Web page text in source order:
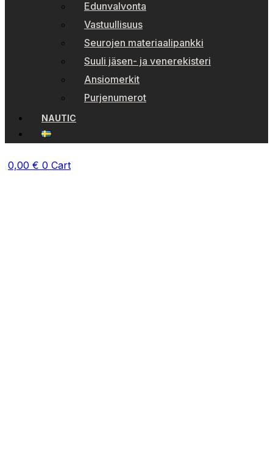
Edunvalvonta
Vastuullisuus
Seurojen materiaalipankki
Suuli jäsen- ja venerekisteri
Ansiomerkit
Purjenumerot
NAUTIC
0,00 € 0 Cart